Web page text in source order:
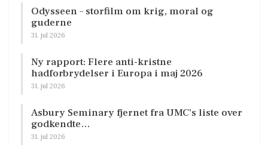
Odysseen – storfilm om krig, moral og
guderne
31. jul 2026
Ny rapport: Flere anti-kristne
hadforbrydelser i Europa i maj 2026
31. jul 2026
Asbury Seminary fjernet fra UMC’s liste over
godkendte…
31. jul 2026